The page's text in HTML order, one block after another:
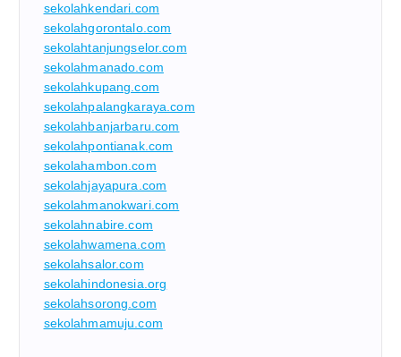
sekolahkendari.com
sekolahgorontalo.com
sekolahtanjungselor.com
sekolahmanado.com
sekolahkupang.com
sekolahpalangkaraya.com
sekolahbanjarbaru.com
sekolahpontianak.com
sekolahambon.com
sekolahjayapura.com
sekolahmanokwari.com
sekolahnabire.com
sekolahwamena.com
sekolahsalor.com
sekolahindonesia.org
sekolahsorong.com
sekolahmamuju.com